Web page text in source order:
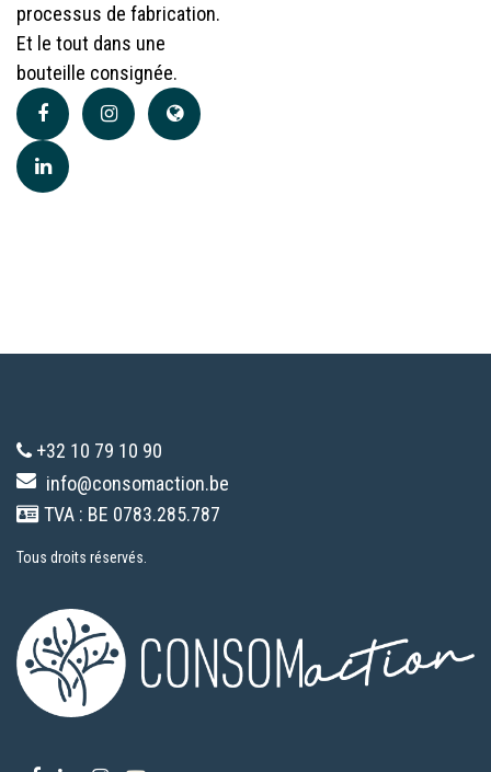
processus de fabrication.
Et le tout dans une
bouteille consignée.
+32 10 79 10 90
info@consomaction.be
TVA : BE 0783.285.787
Tous droits réservés.